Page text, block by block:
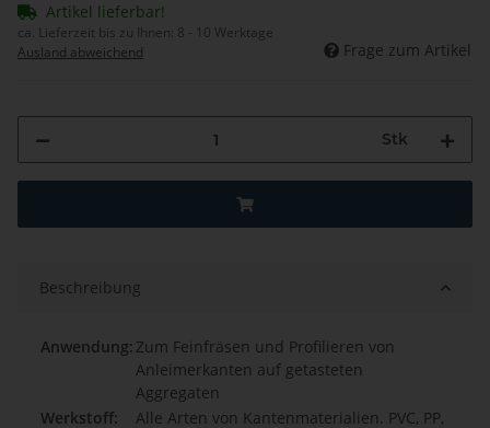
Artikel lieferbar!
ca. Lieferzeit bis zu Ihnen: 8 - 10 Werktage
Ausland abweichend
Frage zum Artikel
Stk
Beschreibung
Anwendung: Zum Feinfräsen und Profilieren von
Anleimerkanten auf getasteten
Aggregaten
Werkstoff:
Alle Arten von Kantenmaterialien. PVC, PP,